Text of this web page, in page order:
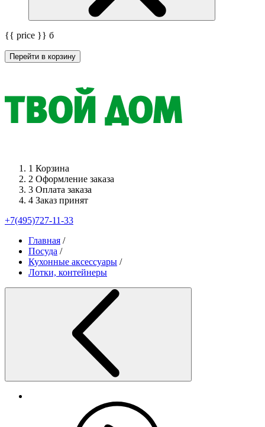
{{ price }} б
Перейти в корзину
1 Корзина
2 Оформление заказа
3 Оплата заказа
4 Заказ принят
+7(495)727-11-33
Главная /
Посуда /
Кухонные аксессуары /
Лотки, контейнеры